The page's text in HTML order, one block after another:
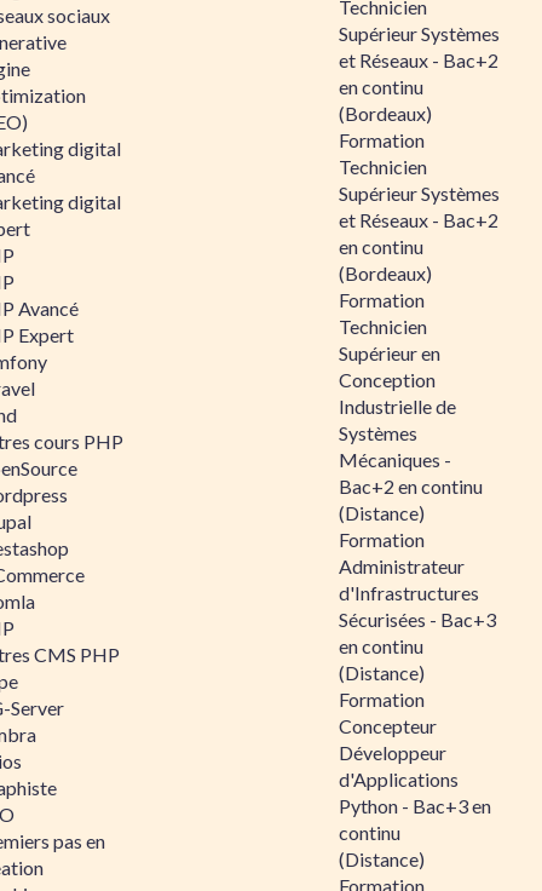
sociaux
digital
digital
Avancé
Expert
cours PHP
CMS PHP
Server
pas en
Technicien
Supérieur Systèmes
et Réseaux - Bac+2
en continu
(Bordeaux)
Formation
Technicien
Supérieur Systèmes
et Réseaux - Bac+2
en continu
(Bordeaux)
Formation
Technicien
Supérieur en
Conception
Industrielle de
Systèmes
Mécaniques -
Bac+2 en continu
(Distance)
Formation
Administrateur
d'Infrastructures
Sécurisées - Bac+3
en continu
(Distance)
Formation
Concepteur
Développeur
d'Applications
Python - Bac+3 en
continu
(Distance)
Formation